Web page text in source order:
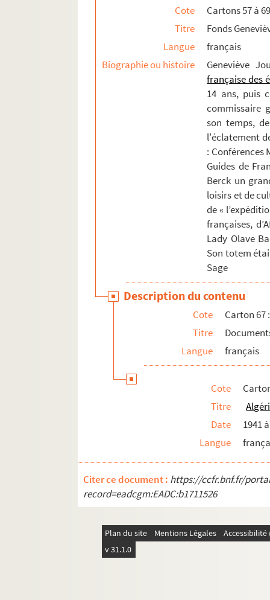
Cote
Cartons 57 à
Titre
Fonds
Langue
français
Biographie ou histoire
Geneviève
française des
14 ans, puis
commissaire
son temps,
l'éclatement
: Conférences
Guides de
Berck un
loisirs et de
de «
françaises,
Lady Olave
Son totem
Sage
Description du contenu
Cote
Carton 67
Titre
Langue
français
Cote
Titre
Date
1941
Langue
Citer ce document : https://ccfr.bnf.fr/
record=eadcgm:EADC:b1711526
Plan du site Mentions Légales
v 31.1.0